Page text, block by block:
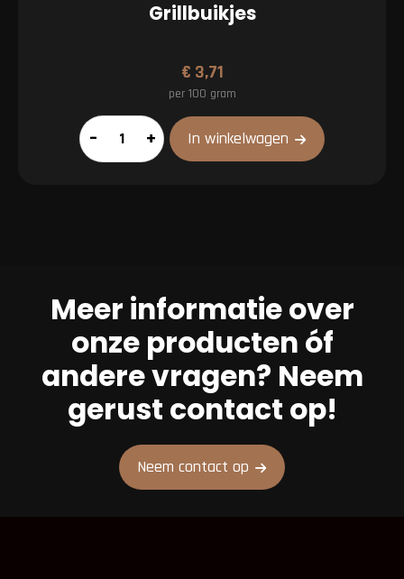
Grillbuikjes
€ 3,71
per 100 gram
Grillbuikjes
aantal
– + In winkelwagen
Meer informatie over
onze producten óf
andere vragen? Neem
gerust contact op!
Neem contact op